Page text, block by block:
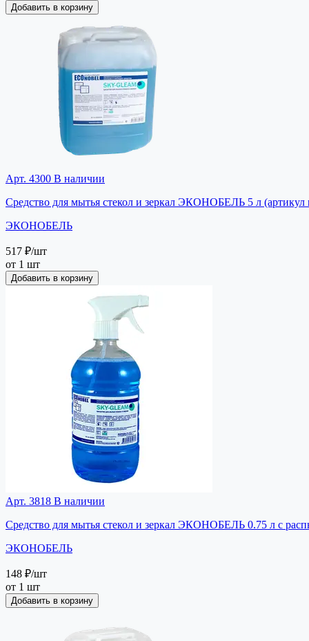
Добавить в корзину
Арт. 4300 В наличии
Средство для мытья стекол и зеркал ЭКОНОБЕЛЬ 5 л (артикул
ЭКОНОБЕЛЬ
517 ₽/шт
от 1 шт
Добавить в корзину
Арт. 3818 В наличии
Средство для мытья стекол и зеркал ЭКОНОБЕЛЬ 0.75 л с
ЭКОНОБЕЛЬ
148 ₽/шт
от 1 шт
Добавить в корзину